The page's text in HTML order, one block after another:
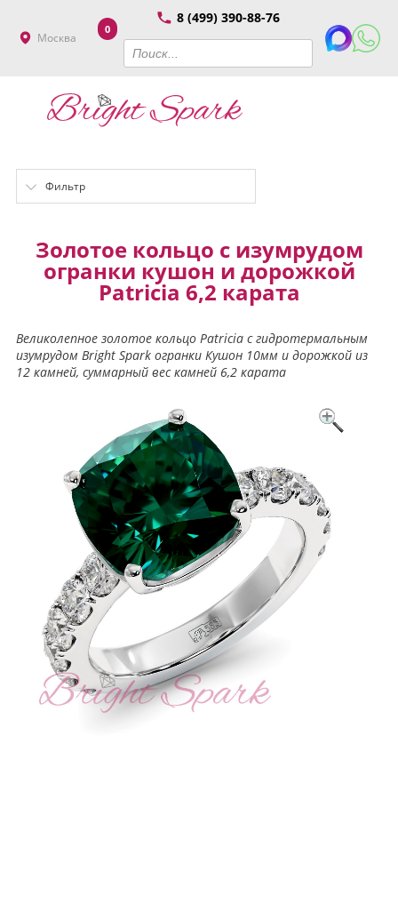
Москва
8 (499) 390-88-76
0
Фильтр
Золотое кольцо с изумрудом
огранки кушон и дорожкой
Patricia 6,2 карата
Великолепное золотое кольцо Patricia с гидротермальным
изумрудом Bright Spark огранки Кушон 10мм и дорожкой из
12 камней, суммарный вес камней 6,2 карата